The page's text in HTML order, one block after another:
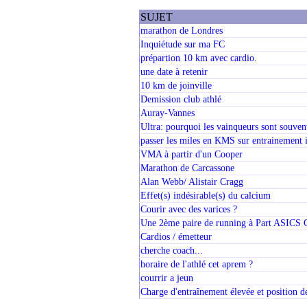
SUJET
marathon de Londres
Inquiétude sur ma FC
prépartion 10 km avec cardio.
une date à retenir
10 km de joinville
Demission club athlé
Auray-Vannes
Ultra: pourquoi les vainqueurs sont
passer les miles en KMS sur entrainement
VMA à partir d'un Cooper
Marathon de Carcassone
Alan Webb/ Alistair Cragg
Effet(s) indésirable(s) du calcium
Courir avec des varices ?
Une 2ème paire de running à Part ASICS
Cardios / émetteur
cherche coach...
horaire de l'athlé cet aprem ?
courrir a jeun
Charge d'entraînement élevée et position